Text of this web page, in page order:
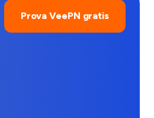
Prova VeePN gratis